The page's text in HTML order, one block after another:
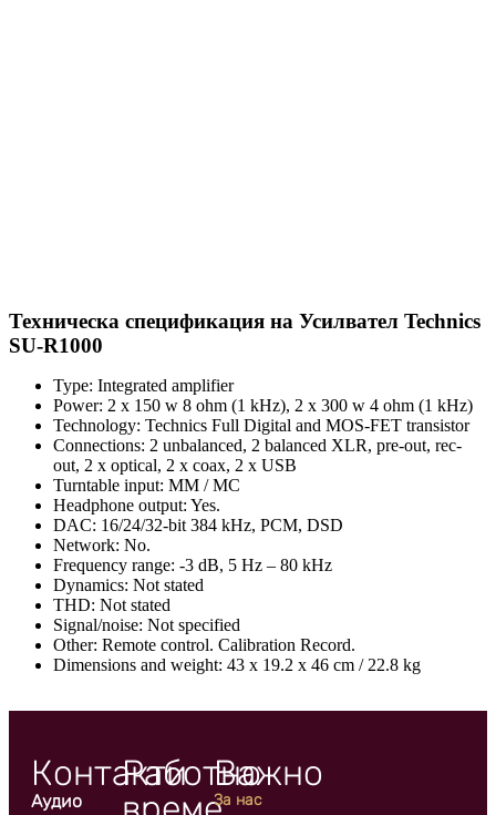
Техническа спецификация на Усилвател Technics
SU-R1000
Type: Integrated amplifier
Power: 2 x 150 w 8 ohm (1 kHz), 2 x 300 w 4 ohm (1 kHz)
Technology: Technics Full Digital and MOS-FET transistor
Connections: 2 unbalanced, 2 balanced XLR, pre-out, rec-
out, 2 x optical, 2 x coax, 2 x USB
Turntable input: MM / MC
Headphone output: Yes.
DAC: 16/24/32-bit 384 kHz, PCM, DSD
Network: No.
Frequency range: -3 dB, 5 Hz – 80 kHz
Dynamics: Not stated
THD: Not stated
Signal/noise: Not specified
Other: Remote control. Calibration Record.
Dimensions and weight: 43 x 19.2 x 46 cm / 22.8 kg
Контакти
Аудио
РаботноВажно
За нас